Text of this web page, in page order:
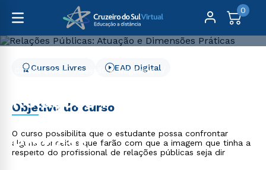
0
Cursos Livres
Gestão e Negócios
Relações Públicas:
Atuação e Dimensões
Práticas
Cursos Livres EAD Digital
Objetivo do curso
O curso possibilita que o estudante possa confrontar
alguns conceitos que farão com que a imagem que tinha a
respeito do profissional de relações públicas seja dir